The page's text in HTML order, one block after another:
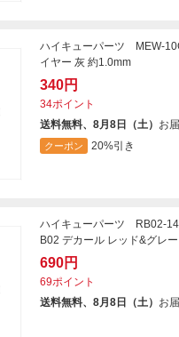
ハイキューパーツ MEW-
イヤー 灰 約1.0mm
340円
34ポイント
送料無料、8月8日（土） お
クーポン 20%引き
ハイキューパーツ RB02-
B02 デカール レッド&グレー
690円
69ポイント
送料無料、8月8日（土） お